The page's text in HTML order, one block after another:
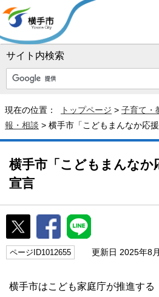
サイト内検索
現在の位置： トップページ > 子育て・
報・相談 > 横手市「こどもまんなか応
横手市「こどもまんなか
宣言
ページID1012655 更新日 2025年8
横手市はこども家庭庁が推進する